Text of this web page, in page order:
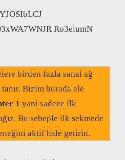
birden fazla sanal ağ
Bizim burada ele
1 yani sadece ilk
Bu sebeple ilk sekmede
aktif hale getirin.